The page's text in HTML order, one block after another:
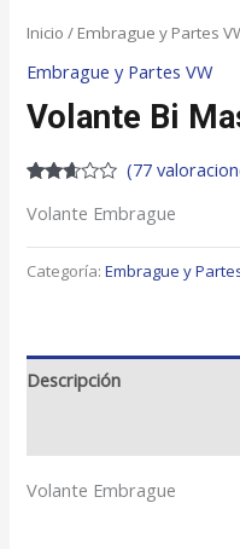
Inicio / Embrague y Partes
Embrague y Partes VW
Volante Bi
con
de 5
en
base
(77
Volante Embrague
Categoría:Embrague y
Descripción
Volante Embrague